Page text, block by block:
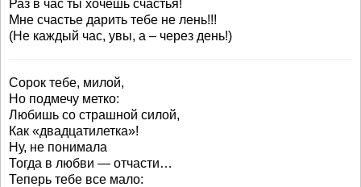
Раз в час ты хочешь счастья!
Мне счастье дарить тебе не лень!!!
(Не каждый час, увы, а – через день!)
Сорок тебе, милой,
Но подмечу метко:
Любишь со страшной силой,
Как «двадцатилетка»!
Ну, не понимала
Тогда в любви — отчасти…
Теперь тебе все мало: